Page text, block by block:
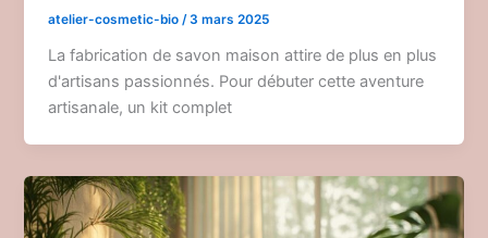
atelier-cosmetic-bio/3 mars 2025
La fabrication de savon maison attire de plus en plus
d'artisans passionnés. Pour débuter cette aventure
artisanale, un kit complet